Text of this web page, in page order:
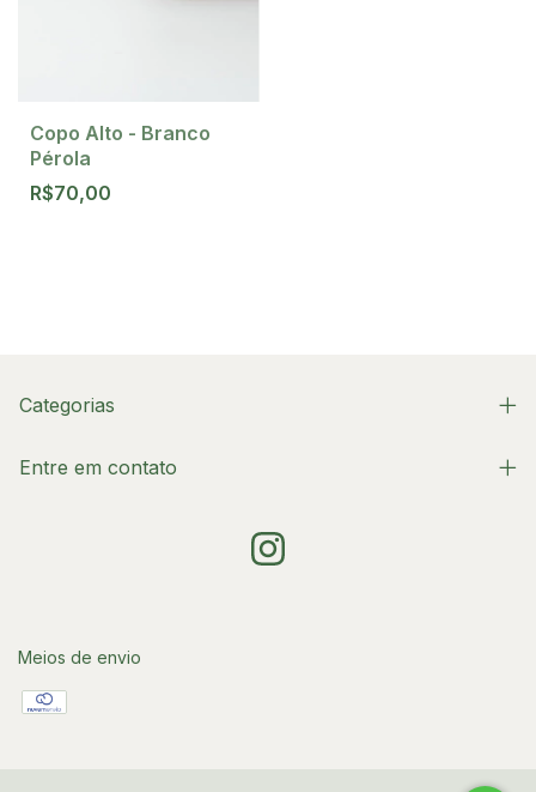
Copo Alto - Branco
Pérola
R$70,00
Categorias
Entre em contato
Meios de envio